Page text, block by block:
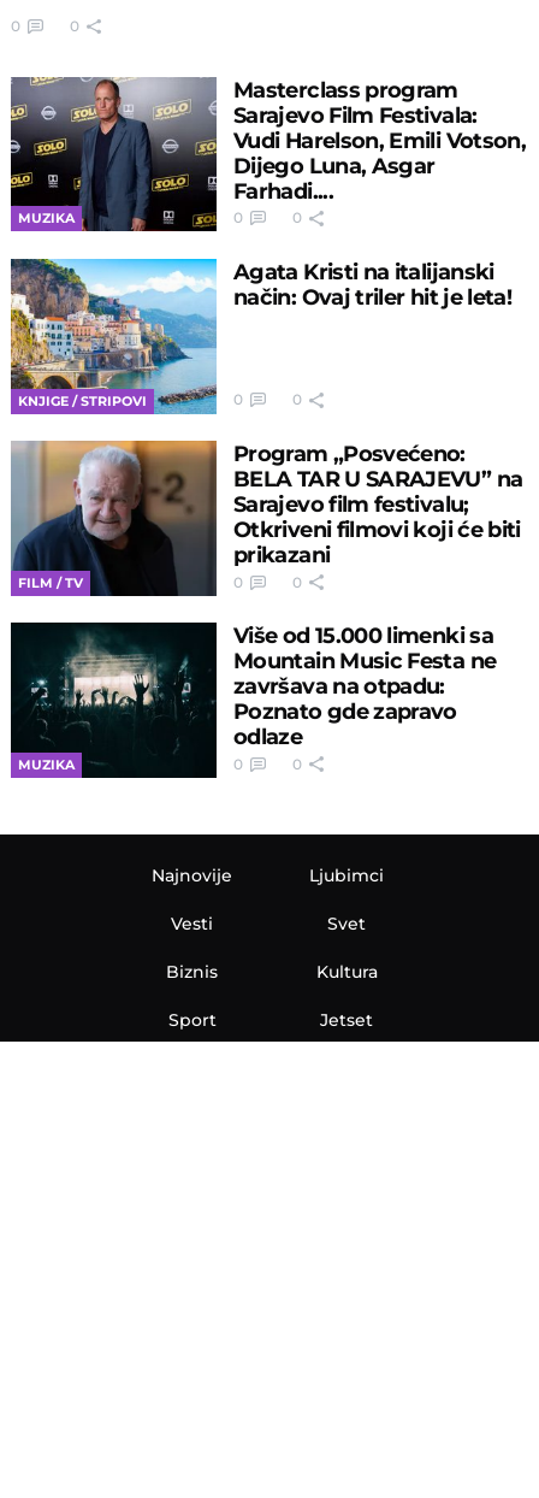
0 0
MUZIKA
Masterclass program
Sarajevo Film Festivala:
Vudi Harelson, Emili Votson,
Dijego Luna, Asgar
Farhadi....
0 0
KNJIGE / STRIPOVI
Agata Kristi na italijanski
način: Ovaj triler hit je leta!
0 0
FILM / TV
Program „Posvećeno:
BELA TAR U SARAJEVU” na
Sarajevo film festivalu;
Otkriveni filmovi koji će biti
prikazani
0 0
MUZIKA
Više od 15.000 limenki sa
Mountain Music Festa ne
završava na otpadu:
Poznato gde zapravo
odlaze
0 0
Najnovije
Vesti
Biznis
Sport
Ljubimci
Svet
Kultura
Jetset